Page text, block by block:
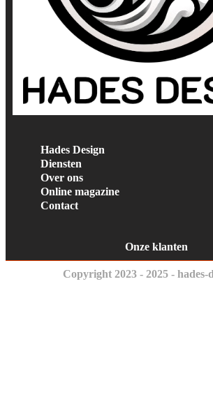
Hades Design
Diensten
Over ons
Online magazine
Contact
Onze klanten
Copyright 2023 - 2025 - hades-